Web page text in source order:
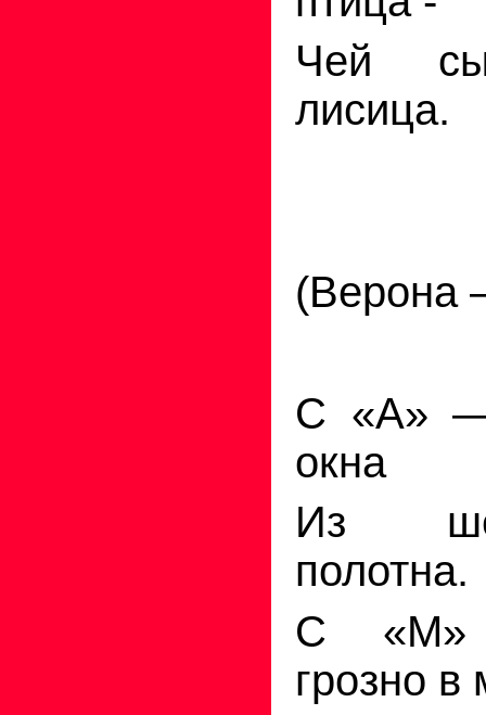
Чей
лисица.
(Верона
С «А»
окна
Из
полотна.
С «М»
грозно в